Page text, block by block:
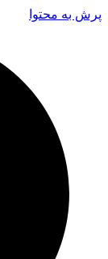
پرش به محتوا